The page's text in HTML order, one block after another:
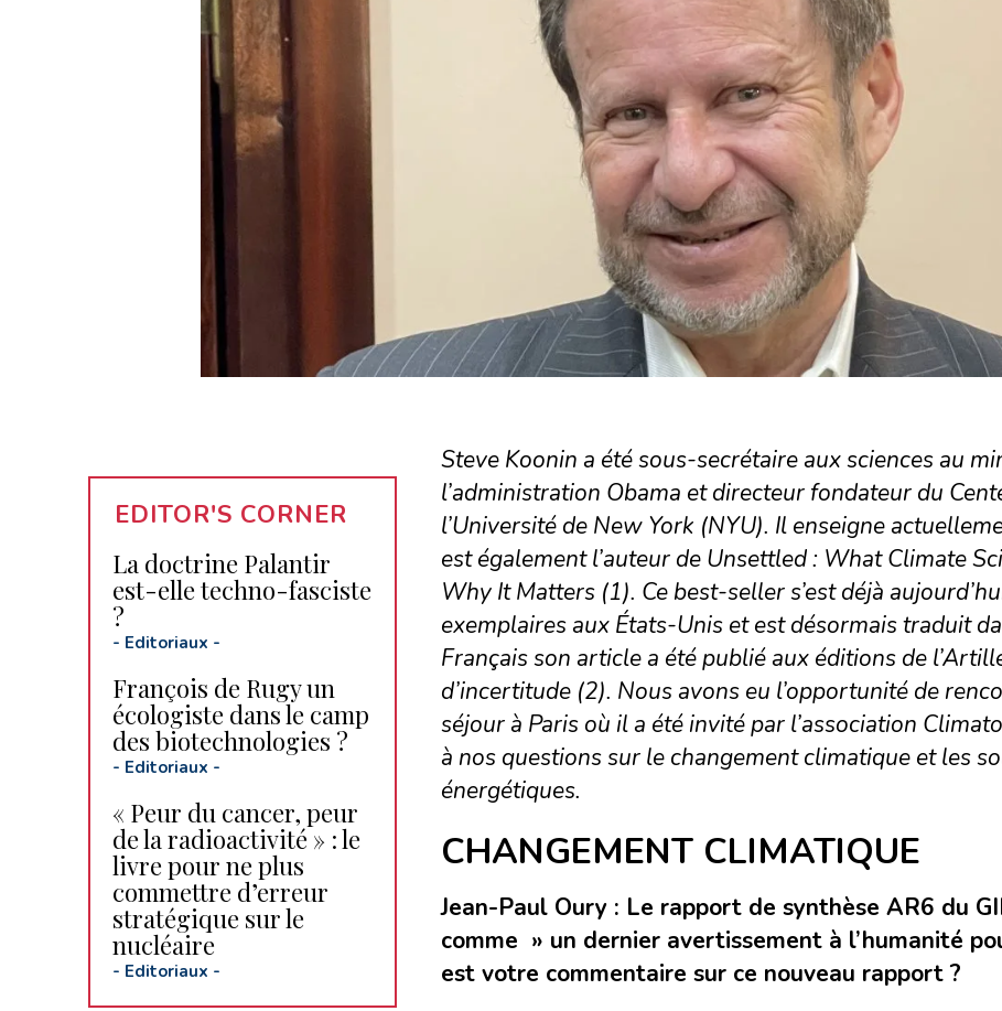
Steve Koonin a été sous-secrétaire aux sciences au
l’administration Obama et directeur fondateur du
l’Université de New York (NYU). Il enseigne
est également l’auteur de Unsettled : What Climate
Why It Matters (1). Ce best-seller s’est déjà
exemplaires aux États-Unis et est désormais traduit
Français son article a été publié aux éditions de
d’incertitude (2). Nous avons eu l’opportunité de
séjour à Paris où il a été invité par l’association
à nos questions sur le changement climatique et les
énergétiques.
CHANGEMENT CLIMATIQUE
Jean-Paul Oury : Le rapport de synthèse AR6 du
comme » un dernier avertissement à l’humanité
est votre commentaire sur ce nouveau rapport ?
EDITOR'S CORNER
La doctrine Palantir
est-elle techno-fasciste
?
- Editoriaux -
François de Rugy un
écologiste dans le camp
des biotechnologies ?
- Editoriaux -
« Peur du cancer, peur
de la radioactivité » : le
livre pour ne plus
commettre d’erreur
stratégique sur le
nucléaire
- Editoriaux -